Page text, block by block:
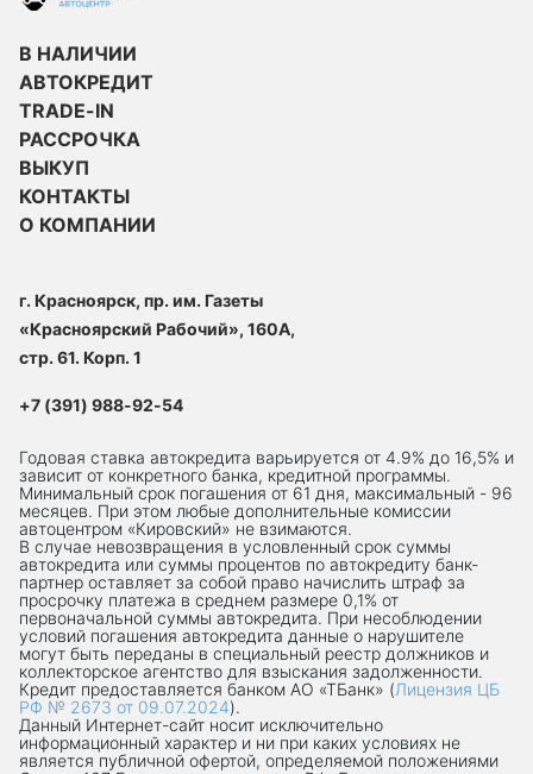
В НАЛИЧИИ
АВТОКРЕДИТ
TRADE-IN
РАССРОЧКА
ВЫКУП
КОНТАКТЫ
О КОМПАНИИ
г. Красноярск, пр. им. Газеты
«Красноярский Рабочий», 160А,
стр. 61. Корп. 1
+7 (391) 988-92-54
Годовая ставка автокредита варьируется от 4.9% до 16,5% и
зависит от конкретного банка, кредитной программы.
Минимальный срок погашения от 61 дня, максимальный - 96
месяцев. При этом любые дополнительные комиссии
автоцентром «Кировский» не взимаются.
В случае невозвращения в условленный срок суммы
автокредита или суммы процентов по автокредиту банк-
партнер оставляет за собой право начислить штраф за
просрочку платежа в среднем размере 0,1% от
первоначальной суммы автокредита. При несоблюдении
условий погашения автокредита данные о нарушителе
могут быть переданы в специальный реестр должников и
коллекторское агентство для взыскания задолженности.
Кредит предоставляется банком АО «ТБанк» (Лицензия ЦБ
РФ № 2673 от 09.07.2024).
Данный Интернет-сaйт носит исключительно
информационный характер и ни при каких условиях не
является публичной офертой, определяемой положениями